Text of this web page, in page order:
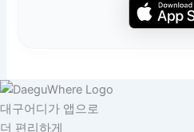
대구어디가 앱으로
더 편리하게